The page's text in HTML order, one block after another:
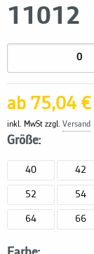
11012
ab 75,04 €
inkl. MwSt zzgl. Versand
Größe:
40 42
52 54
64 66